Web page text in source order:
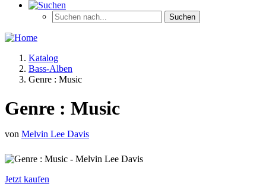
Katalog
Bass-Alben
Genre : Music
Genre : Music
von Melvin Lee Davis
Jetzt kaufen